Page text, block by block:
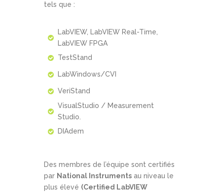
tels que :
LabVIEW, LabVIEW Real-Time,
LabVIEW FPGA
TestStand
LabWindows/CVI
VeriStand
VisualStudio / Measurement
Studio.
DIAdem
Des membres de l’équipe sont certifiés
par National Instruments au niveau le
plus élevé (Certified LabVIEW